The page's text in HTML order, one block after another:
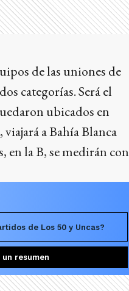
de las uniones de
categorías. Será el
ubicados en
a Bahía Blanca
en la B, se medirán con
de Los 50 y Uncas?
un resumen